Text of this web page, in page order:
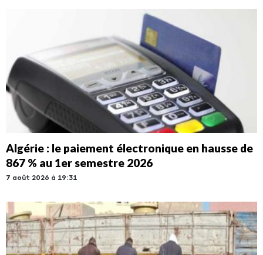
Algérie : le paiement électronique en hausse de
867 % au 1er semestre 2026
7 août 2026 à 19:31